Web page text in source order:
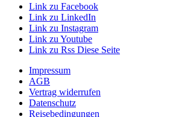
Link zu Facebook
Link zu LinkedIn
Link zu Instagram
Link zu Youtube
Link zu Rss Diese Seite
Impressum
AGB
Vertrag widerrufen
Datenschutz
Reisebedingungen